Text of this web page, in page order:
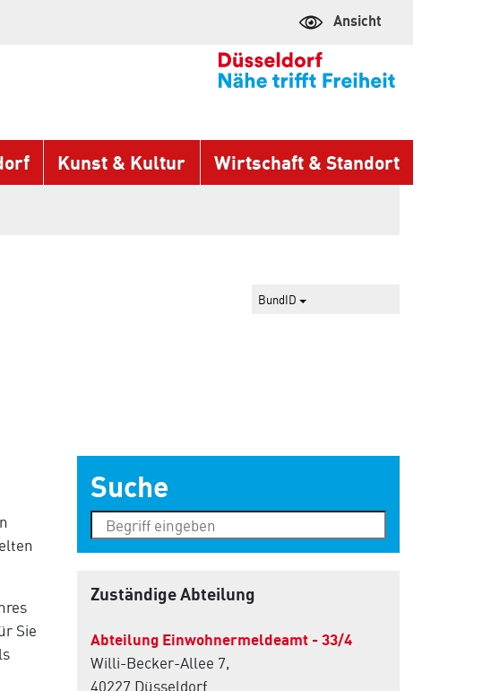
Ansicht
Kunst & Kultur Wirtschaft & Standort
BundID
Sie
Suche
Zuständige Abteilung
Abteilung Einwohnermeldeamt - 33/4
Willi-Becker-Allee 7,
40227 Düsseldorf